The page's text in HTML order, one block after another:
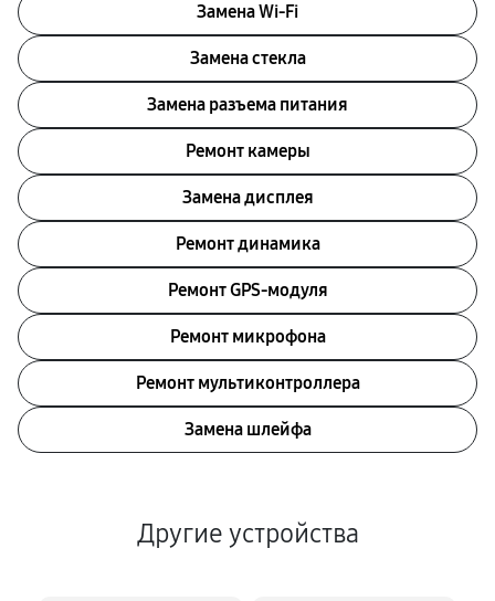
Замена Wi-Fi
Замена стекла
Замена разъема питания
Ремонт камеры
Замена дисплея
Ремонт динамика
Ремонт GPS-модуля
Ремонт микрофона
Ремонт мультиконтроллера
Замена шлейфа
Другие устройства